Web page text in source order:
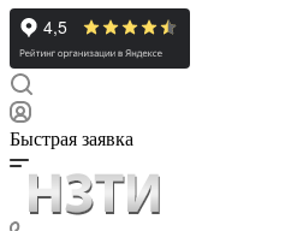
Быстрая заявка